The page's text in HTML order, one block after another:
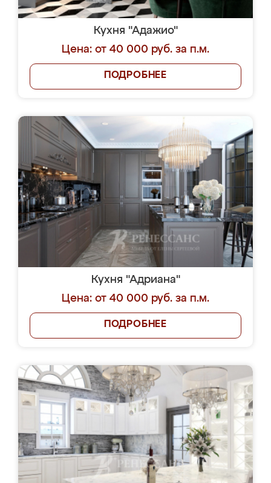
Кухня "Адажио"
Цена: от 40 000 руб. за п.м.
ПОДРОБНЕЕ
Кухня "Адриана"
Цена: от 40 000 руб. за п.м.
ПОДРОБНЕЕ